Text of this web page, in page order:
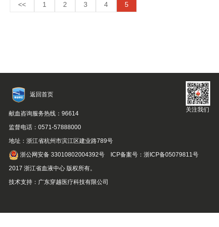
<< 1 2 3 4 5
返回首页
献血咨询服务热线：96614
监督电话：0571-57888000
地址：浙江省杭州市滨江区建业路789号
浙公网安备 33010802004392号ICP备案号：浙ICP备05079811号
2017 浙江省血液中心 版权所有。
技术支持： 广东穿越医疗科技有限公司
关注我们